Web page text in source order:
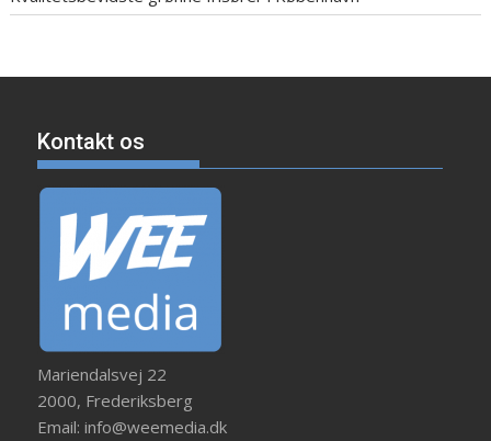
Kontakt os
Mariendalsvej 22
2000, Frederiksberg
Email: info@weemedia.dk